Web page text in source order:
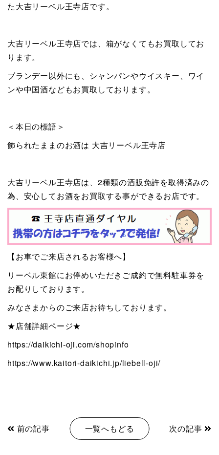
た大吉リーベル王寺店です。
大吉リーベル王寺店では、箱がなくてもお買取してお
ります。
ブランデー以外にも、シャンパンやウイスキー、ワイ
ンや中国酒などもお買取しております。
＜本日の標語＞
飾られたままのお酒は 大吉リーベル王寺店
大吉リーベル王寺店は、2種類の酒販免許を取得済みの
為、安心してお酒をお買取する事ができるお店です。
【お車でご来店されるお客様へ】
リーベル東館にお停めいただきご成約で無料駐車券を
お配りしております。
みなさまからのご来店お待ちしております。
★店舗詳細ページ★
https://daikichi-oji.com/shopinfo
https://www.kaitori-daikichi.jp/liebell-oji/
前の記事 一覧へもどる 次の記事